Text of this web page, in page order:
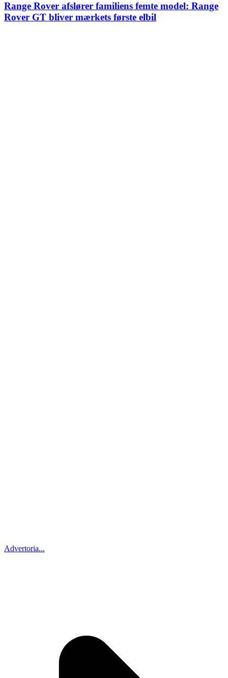
Range Rover afslører familiens femte model: Range
Rover GT bliver mærkets første elbil
Advertoria...